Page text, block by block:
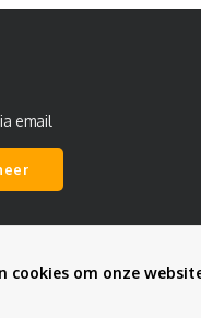
email
cookies om onze